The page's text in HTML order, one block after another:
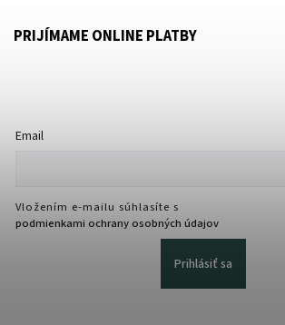
PRIJÍMAME ONLINE PLATBY
Email
Vložením e-mailu súhlasíte s
podmienkami ochrany osobných údajov
Prihlásiť sa